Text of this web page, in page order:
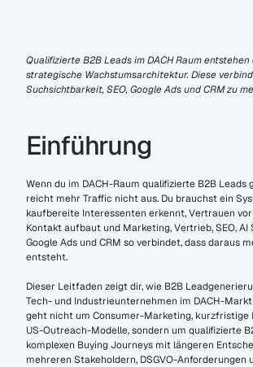
Qualifizierte B2B Leads im DACH Raum
strategische Wachstumsarchitektur. Diese
Suchsichtbarkeit, SEO, Google Ads und CRM zu
Einführung
Wenn du im DACH-Raum qualifizierte B2B Leads
reicht mehr Traffic nicht aus. Du brauchst ein
kaufbereite Interessenten erkennt, Vertrauen
Kontakt aufbaut und Marketing, Vertrieb, SEO, AI
Google Ads und CRM so verbindet, dass daraus
entsteht.
Dieser Leitfaden zeigt dir, wie B2B
Tech- und Industrieunternehmen im DACH-
geht nicht um Consumer-Marketing, kurzfristige
US-Outreach-Modelle, sondern um qualifizierte
komplexen Buying Journeys mit längeren
mehreren Stakeholdern, DSGVO-Anforderungen